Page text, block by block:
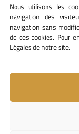
Nous utilisons les
navigation des
navigation sans
de ces cookies. Pour
Légales de notre site.